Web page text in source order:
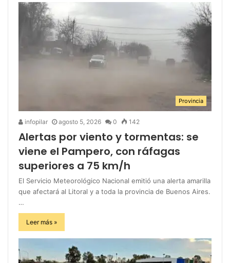
Provincia
infopilar agosto 5, 2026 0 142
Alertas por viento y tormentas: se
viene el Pampero, con ráfagas
superiores a 75 km/h
El Servicio Meteorológico Nacional emitió una alerta amarilla
que afectará al Litoral y a toda la provincia de Buenos Aires.
…
Leer más »